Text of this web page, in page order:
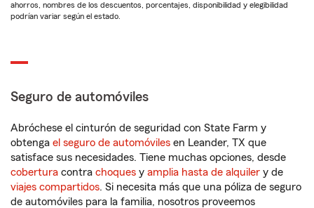
ahorros, nombres de los descuentos, porcentajes, disponibilidad y elegibilidad
podrían variar según el estado.
Seguro de automóviles
Abróchese el cinturón de seguridad con State Farm y
obtenga el seguro de automóviles en Leander, TX que
satisface sus necesidades. Tiene muchas opciones, desde
cobertura contra choques y amplia hasta de alquiler y de
viajes compartidos. Si necesita más que una póliza de seguro
de automóviles para la familia, nosotros proveemos